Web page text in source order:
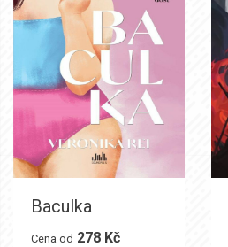
Baculka
Cena od 278 Kč